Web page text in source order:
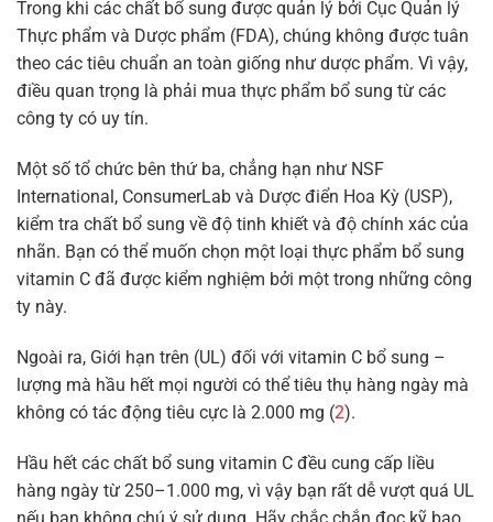
Trong khi các chất bổ sung được quản lý bởi Cục Quản lý
Thực phẩm và Dược phẩm (FDA), chúng không được tuân
theo các tiêu chuẩn an toàn giống như dược phẩm. Vì vậy,
điều quan trọng là phải mua thực phẩm bổ sung từ các
công ty có uy tín.
Một số tổ chức bên thứ ba, chẳng hạn như NSF
International, ConsumerLab và Dược điển Hoa Kỳ (USP),
kiểm tra chất bổ sung về độ tinh khiết và độ chính xác của
nhãn. Bạn có thể muốn chọn một loại thực phẩm bổ sung
vitamin C đã được kiểm nghiệm bởi một trong những công
ty này.
Ngoài ra, Giới hạn trên (UL) đối với vitamin C bổ sung –
lượng mà hầu hết mọi người có thể tiêu thụ hàng ngày mà
không có tác động tiêu cực là 2.000 mg (2).
Hầu hết các chất bổ sung vitamin C đều cung cấp liều
hàng ngày từ 250–1.000 mg, vì vậy bạn rất dễ vượt quá UL